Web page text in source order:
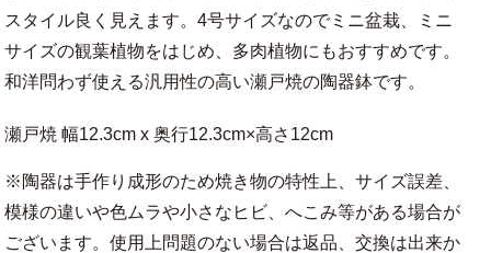
スタイル良く見えます。4号サイズなのでミニ盆栽、ミニ
サイズの観葉植物をはじめ、多肉植物にもおすすめです。
和洋問わず使える汎用性の高い瀬戸焼の陶器鉢です。
瀬戸焼 幅12.3cm x 奥行12.3cm×高さ12cm
※陶器は手作り成形のため焼き物の特性上、サイズ誤差、
模様の違いや色ムラや小さなヒビ、へこみ等がある場合が
ございます。使用上問題のない場合は返品、交換は出来か